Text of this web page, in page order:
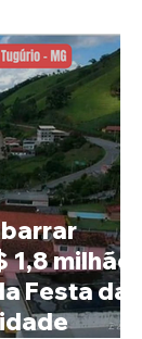
milhão
Festa da